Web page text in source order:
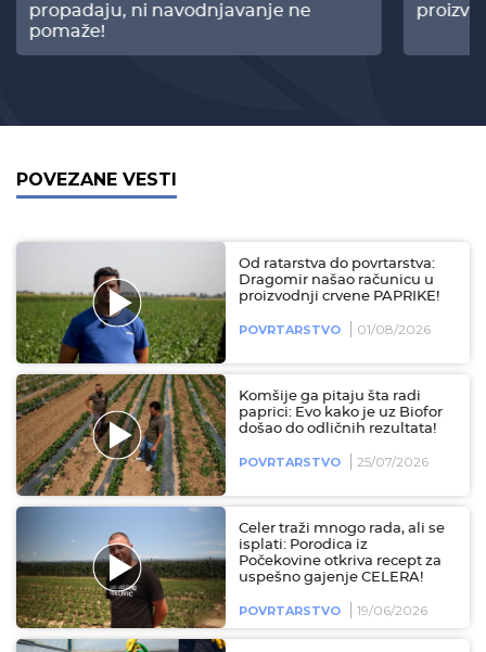
propadaju, ni navodnjavanje ne
pomaže!
POVEZANE VESTI
Od ratarstva do povrtarstva:
Dragomir našao računicu u
proizvodnji crvene PAPRIKE!
POVRTARSTVO 01/08/2026
Komšije ga pitaju šta radi
paprici: Evo kako je uz Biofor
došao do odličnih rezultata!
POVRTARSTVO 25/07/2026
Celer traži mnogo rada, ali se
isplati: Porodica iz
Počekovine otkriva recept za
uspešno gajenje CELERA!
POVRTARSTVO 19/06/2026